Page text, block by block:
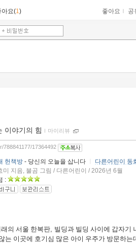
아요(1) 좋아요 ｌ 공
이야기의 힘 ｌ 마이리뷰
788841177/17364492
헌책방 - 당신의 오늘을 삽니다
다른어린이 동
미 지음, 불곰 그림 / 다른어린이 / 2026년 6월
:
의 서울 한복판
빌딩과 빌딩 사이에 갑자기
는 이곳에 호기심 많은 아이 우주가 방문하는